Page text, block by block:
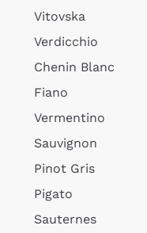
Vitovska
Verdicchio
Chenin Blanc
Fiano
Vermentino
Sauvignon
Pinot Gris
Pigato
Sauternes